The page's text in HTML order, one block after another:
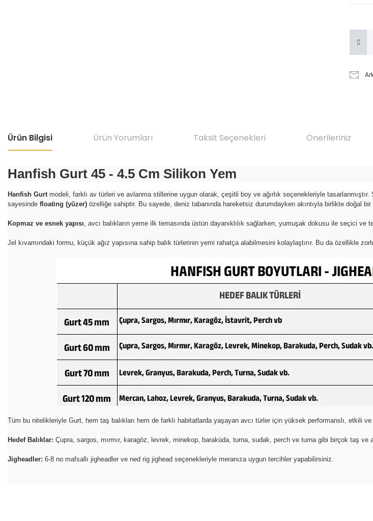
Ürün Bilgisi Ürün Yorumları Taksit Seçenekleri Önerileriniz
Hanfish Gurt 45 - 4.5 Cm Silikon Yem
Hanfish Gurt modeli, farklı av türleri ve avlanma stillerine uygun olarak, çeşitli boy ve ağırlık seçenekleriyle
sayesinde floating (yüzer) özelliğe sahiptir. Bu sayede, deniz tabanında hareketsiz durumdayken akıntıyla birlikte doğal
Kopmaz ve esnek yapısı, avcı balıkların yeme ilk temasında üstün dayanıklılık sağlarken, yumuşak dokusu ile seçici ve
Jel kıvamındaki formu, küçük ağız yapısına sahip balık türlerinin yemi rahatça alabilmesini kolaylaştırır. Bu da özellikle
Tüm bu nitelikleriyle Gurt, hem taş balıkları hem de farklı habitatlarda yaşayan avcı türler için yüksek performanslı, etkili
Hedef Balıklar: Çupra, sargos, mırmır, karagöz, levrek, minekop, baraküda, turna, sudak, perch ve turna gibi birçok taş ve
Jigheadler: 6-8 no mafsallı jigheadler ve ned rig jighead seçenekleriyle meranıza uygun tercihler yapabilirsiniz.